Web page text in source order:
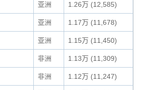
亚洲 1.26万 (12,585)
亚洲 1.17万 (11,678)
亚洲 1.15万 (11,450)
非洲 1.13万 (11,309)
非洲 1.12万 (11,247)